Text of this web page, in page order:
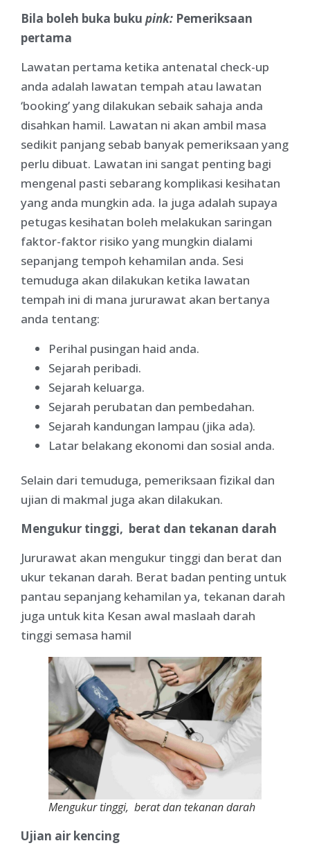
Bila boleh buka buku pink: Pemeriksaan
pertama
Lawatan pertama ketika antenatal check-up
anda adalah lawatan tempah atau lawatan
‘booking’ yang dilakukan sebaik sahaja anda
disahkan hamil. Lawatan ni akan ambil masa
sedikit panjang sebab banyak pemeriksaan yang
perlu dibuat. Lawatan ini sangat penting bagi
mengenal pasti sebarang komplikasi kesihatan
yang anda mungkin ada. Ia juga adalah supaya
petugas kesihatan boleh melakukan saringan
faktor-faktor risiko yang mungkin dialami
sepanjang tempoh kehamilan anda. Sesi
temuduga akan dilakukan ketika lawatan
tempah ini di mana jururawat akan bertanya
anda tentang:
Perihal pusingan haid anda.
Sejarah peribadi.
Sejarah keluarga.
Sejarah perubatan dan pembedahan.
Sejarah kandungan lampau (jika ada).
Latar belakang ekonomi dan sosial anda.
Selain dari temuduga, pemeriksaan fizikal dan
ujian di makmal juga akan dilakukan.
Mengukur tinggi, berat dan tekanan darah
Jururawat akan mengukur tinggi dan berat dan
ukur tekanan darah. Berat badan penting untuk
pantau sepanjang kehamilan ya, tekanan darah
juga untuk kita Kesan awal maslaah darah
tinggi semasa hamil
Mengukur tinggi, berat dan tekanan darah
Ujian air kencing